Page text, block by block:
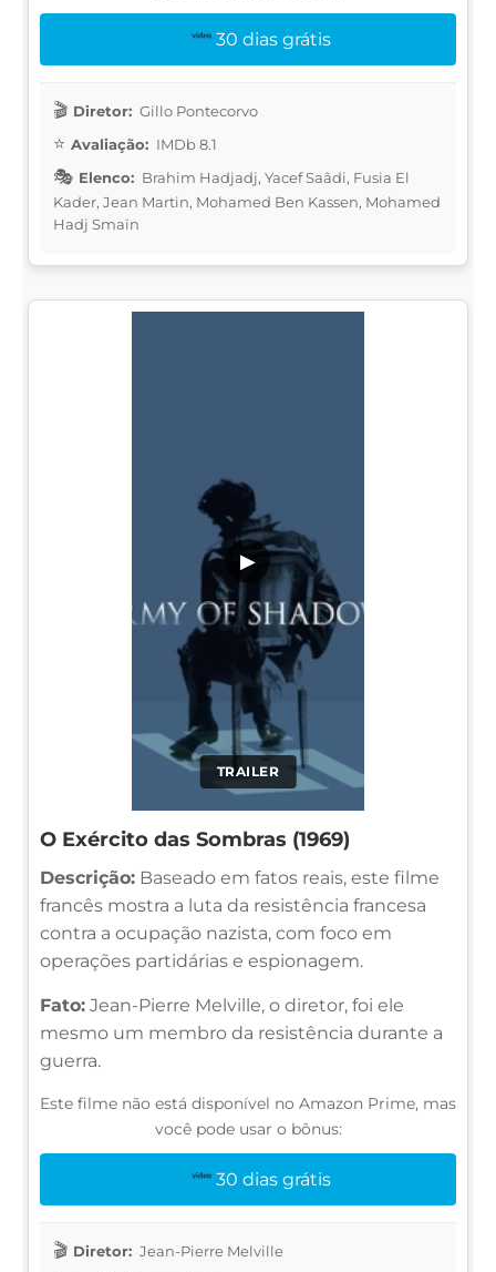
30 dias grátis
Diretor: Gillo Pontecorvo
Avaliação: IMDb 8.1
Elenco: Brahim Hadjadj, Yacef Saâdi, Fusia El
Kader, Jean Martin, Mohamed Ben Kassen, Mohamed
Hadj Smaïn
TRAILER
▶
O Exército das Sombras (1969)
Descrição: Baseado em fatos reais, este filme
francês mostra a luta da resistência francesa
contra a ocupação nazista, com foco em
operações partidárias e espionagem.
Fato: Jean-Pierre Melville, o diretor, foi ele
mesmo um membro da resistência durante a
guerra.
Este filme não está disponível no Amazon Prime, mas
você pode usar o bônus:
30 dias grátis
Diretor: Jean-Pierre Melville